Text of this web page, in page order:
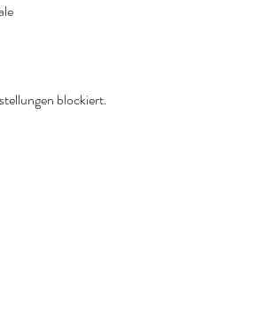
blockiert.